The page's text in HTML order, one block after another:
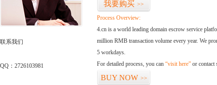
联系我们
QQ：2726103981
我要购买 >>
Process Overview:
4.cn is a world leading domain escrow service
million RMB transaction volume every year. We
5 workdays.
For detailed process, you can “visit here” or contact
BUY NOW >>